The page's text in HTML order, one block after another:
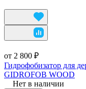
от 2 800 ₽
Гидрофобизатор для
GIDROFOB WOOD
Нет в наличии